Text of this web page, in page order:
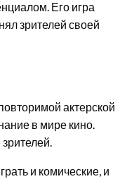
Его игра
зрителей своей
актерской
в мире кино.
и комические, и